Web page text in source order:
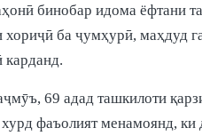
бинобар идома ёфтани
ба ҷумҳурӣ, маҳдуд
карданд.
69 адад ташкилоти
фаъолият менамоянд,